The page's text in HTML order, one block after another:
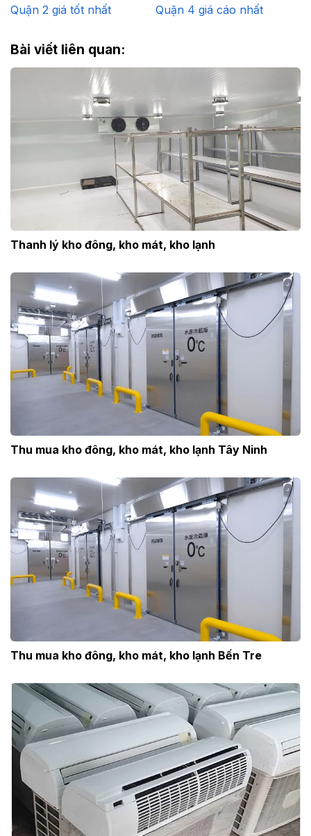
Quận 2 giá tốt nhất Quận 4 giá cáo nhất
Bài viết liên quan:
Thanh lý kho đông, kho mát, kho lạnh
Thu mua kho đông, kho mát, kho lạnh Tây Ninh
Thu mua kho đông, kho mát, kho lạnh Bến Tre